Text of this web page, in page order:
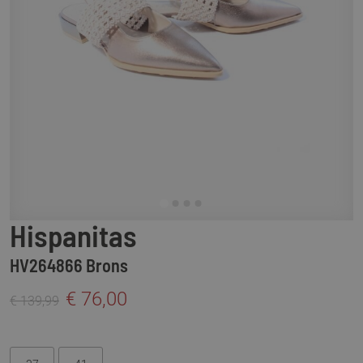
Hispanitas
HV264866 Brons
€ 139,99 € 76,00